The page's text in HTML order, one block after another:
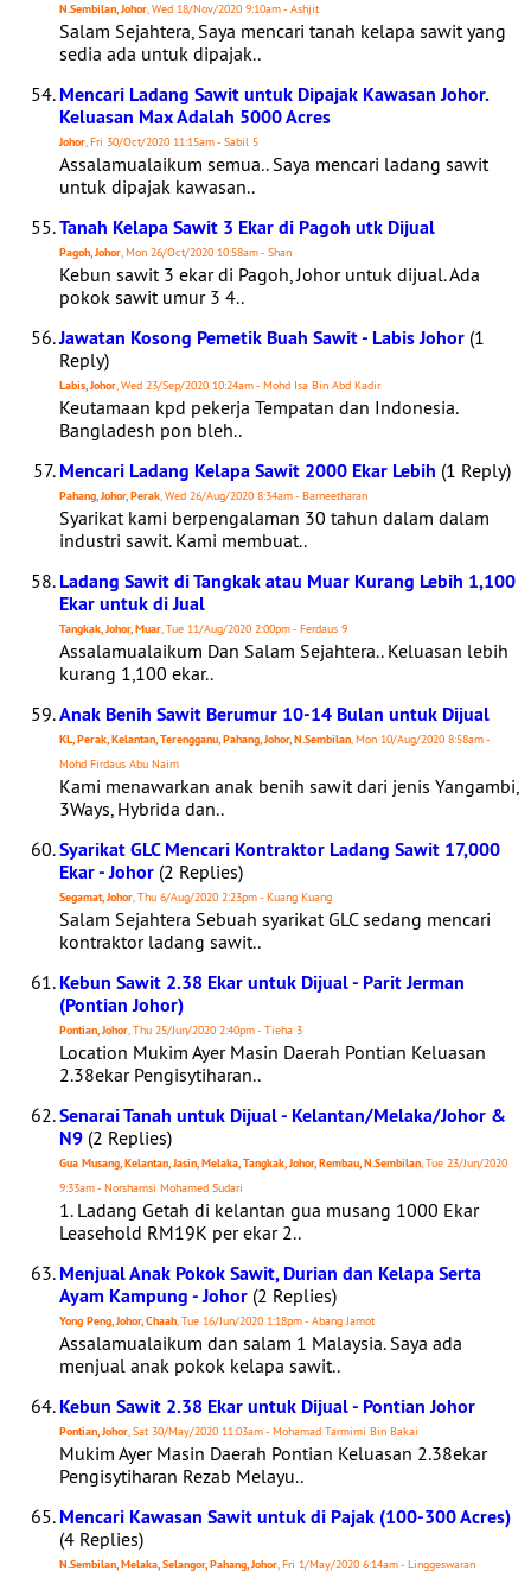
N.Sembilan, Johor, Wed 18/Nov/2020 9:10am - Ashjit
Salam Sejahtera, Saya mencari tanah kelapa sawit yang
sedia ada untuk dipajak..
Mencari Ladang Sawit untuk Dipajak Kawasan Johor.
Keluasan Max Adalah 5000 Acres
Johor, Fri 30/Oct/2020 11:15am - Sabil 5
Assalamualaikum semua.. Saya mencari ladang sawit
untuk dipajak kawasan..
Tanah Kelapa Sawit 3 Ekar di Pagoh utk Dijual
Pagoh, Johor, Mon 26/Oct/2020 10:58am - Shan
Kebun sawit 3 ekar di Pagoh, Johor untuk dijual. Ada
pokok sawit umur 3 4..
Jawatan Kosong Pemetik Buah Sawit - Labis Johor (1
Reply)
Labis, Johor, Wed 23/Sep/2020 10:24am - Mohd Isa Bin Abd Kadir
Keutamaan kpd pekerja Tempatan dan Indonesia.
Bangladesh pon bleh..
Mencari Ladang Kelapa Sawit 2000 Ekar Lebih (1 Reply)
Pahang, Johor, Perak, Wed 26/Aug/2020 8:34am - Barneetharan
Syarikat kami berpengalaman 30 tahun dalam dalam
industri sawit. Kami membuat..
Ladang Sawit di Tangkak atau Muar Kurang Lebih 1,100
Ekar untuk di Jual
Tangkak, Johor, Muar, Tue 11/Aug/2020 2:00pm - Ferdaus 9
Assalamualaikum Dan Salam Sejahtera.. Keluasan lebih
kurang 1,100 ekar..
Anak Benih Sawit Berumur 10-14 Bulan untuk Dijual
KL, Perak, Kelantan, Terengganu, Pahang, Johor, N.Sembilan, Mon 10/Aug/2020 8:58am -
Mohd Firdaus Abu Naim
Kami menawarkan anak benih sawit dari jenis Yangambi,
3Ways, Hybrida dan..
Syarikat GLC Mencari Kontraktor Ladang Sawit 17,000
Ekar - Johor (2 Replies)
Segamat, Johor, Thu 6/Aug/2020 2:23pm - Kuang Kuang
Salam Sejahtera Sebuah syarikat GLC sedang mencari
kontraktor ladang sawit..
Kebun Sawit 2.38 Ekar untuk Dijual - Parit Jerman
(Pontian Johor)
Pontian, Johor, Thu 25/Jun/2020 2:40pm - Tieha 3
Location Mukim Ayer Masin Daerah Pontian Keluasan
2.38ekar Pengisytiharan..
Senarai Tanah untuk Dijual - Kelantan/Melaka/Johor &
N9 (2 Replies)
Gua Musang, Kelantan, Jasin, Melaka, Tangkak, Johor, Rembau, N.Sembilan, Tue 23/Jun/2020
9:33am - Norshamsi Mohamed Sudari
1. Ladang Getah di kelantan gua musang 1000 Ekar
Leasehold RM19K per ekar 2..
Menjual Anak Pokok Sawit, Durian dan Kelapa Serta
Ayam Kampung - Johor (2 Replies)
Yong Peng, Johor, Chaah, Tue 16/Jun/2020 1:18pm - Abang Jamot
Assalamualaikum dan salam 1 Malaysia. Saya ada
menjual anak pokok kelapa sawit..
Kebun Sawit 2.38 Ekar untuk Dijual - Pontian Johor
Pontian, Johor, Sat 30/May/2020 11:03am - Mohamad Tarmimi Bin Bakai
Mukim Ayer Masin Daerah Pontian Keluasan 2.38ekar
Pengisytiharan Rezab Melayu..
Mencari Kawasan Sawit untuk di Pajak (100-300 Acres)
(4 Replies)
N.Sembilan, Melaka, Selangor, Pahang, Johor, Fri 1/May/2020 6:14am - Linggeswaran